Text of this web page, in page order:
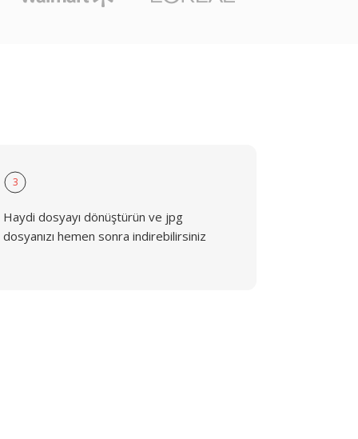
3
Haydi dosyayı dönüştürün ve jpg
dosyanızı hemen sonra indirebilirsiniz